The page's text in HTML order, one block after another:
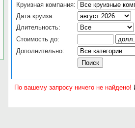
Круизная компания:
Дата круиза:
Длительность:
Стоимость до:
Дополнительно:
По вашему запросу ничего не найдено!